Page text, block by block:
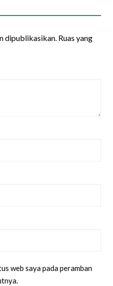
dipublikasikan. Ruas yang
web saya pada peramban